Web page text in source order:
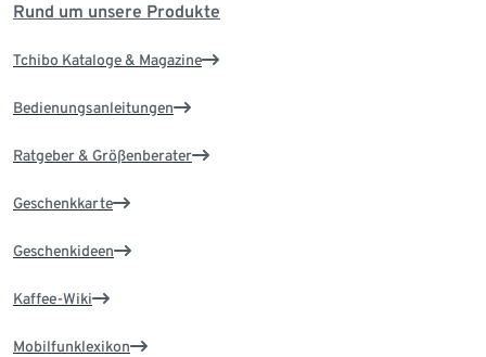
Rund um unsere Produkte
Tchibo Kataloge & Magazine
Bedienungsanleitungen
Ratgeber & Größenberater
Geschenkkarte
Geschenkideen
Kaffee-Wiki
Mobilfunklexikon